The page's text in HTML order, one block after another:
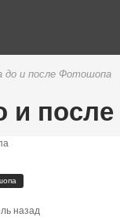
до и после Фотошопа
и
назад